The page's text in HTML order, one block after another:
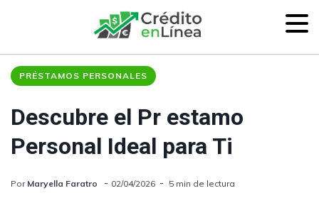
PRÉSTAMOS PERSONALES
Descubre el Pr estamo
Personal Ideal para Ti
Por Maryella Faratro 02/04/2026 5 min de lectura